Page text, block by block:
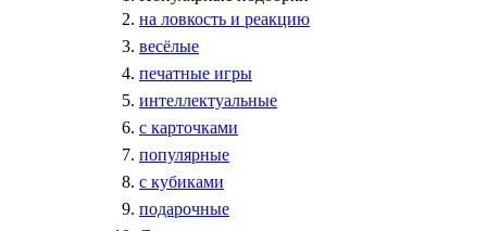
на ловкость и реакцию
весёлые
печатные игры
интеллектуальные
с карточками
популярные
с кубиками
подарочные